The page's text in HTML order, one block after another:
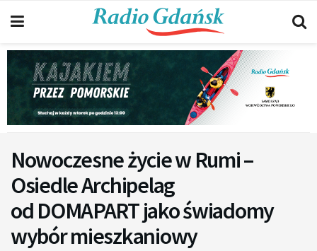
Nowoczesne życie w Rumi –
Osiedle Archipelag
od DOMAPART jako świadomy
wybór mieszkaniowy